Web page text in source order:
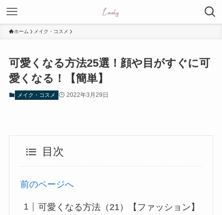
ホーム メイク・コスメ
可愛くなる方法25選！顔や目がすぐに可
愛くなる！【簡単】
メイク・コスメ 2022年3月29日
目次
前のページへ
可愛くなる方法（21）【ファッション】